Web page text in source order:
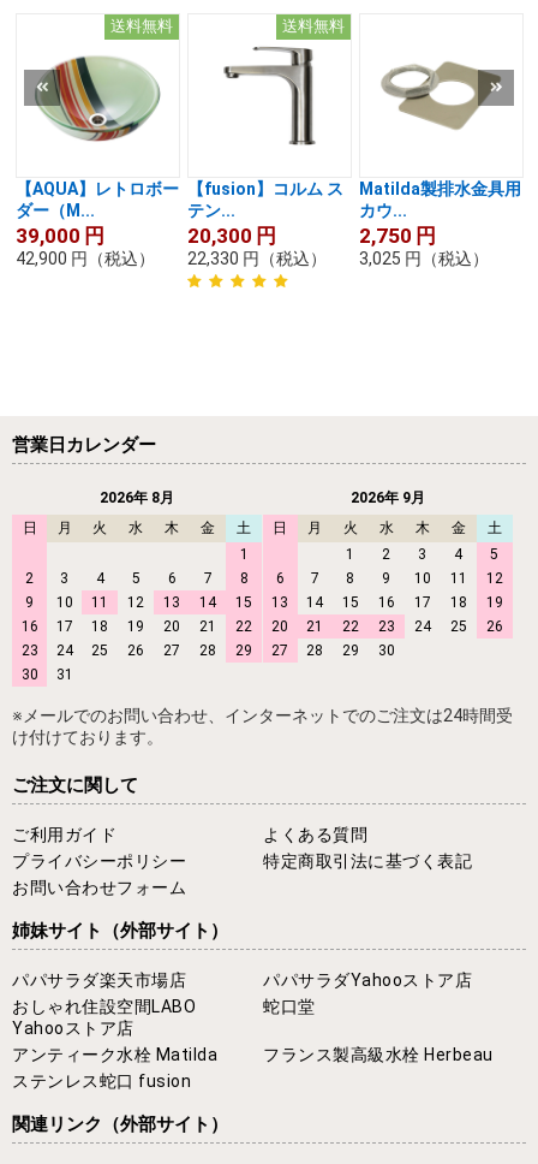
送料無料
【AQUA】レトロボー
ダー（M...
39,000 円
42,900 円 （税込）
送料無料
【fusion】コルム ス
テン...
20,300 円
22,330 円 （税込）
Matilda製排水金具用
カウ...
2,750 円
3,025 円 （税込）
営業日カレンダー
2026年 8月
日
月 火 水 木 金
土
1
2
3 4 5 6 7
8
9
10 11 12 13 14
15
16
17 18 19 20 21
22
23
24 25 26 27 28
29
30
31
2026年 9月
日
月 火 水 木 金
土
1
2 3 4
5
6
7 8 9 10 11
12
13
14 15 16 17 18
19
20
21 22 23 24 25
26
27
28 29 30
※メールでのお問い合わせ、インターネットでのご注文は24時間受
け付けております。
ご注文に関して
ご利用ガイド
よくある質問
プライバシーポリシー
特定商取引法に基づく表記
お問い合わせフォーム
姉妹サイト （外部サイト）
パパサラダ楽天市場店
パパサラダYahooストア店
おしゃれ住設空間LABO
Yahooストア店
蛇口堂
アンティーク水栓 Matilda
フランス製高級水栓 Herbeau
ステンレス蛇口 fusion
関連リンク （外部サイト）